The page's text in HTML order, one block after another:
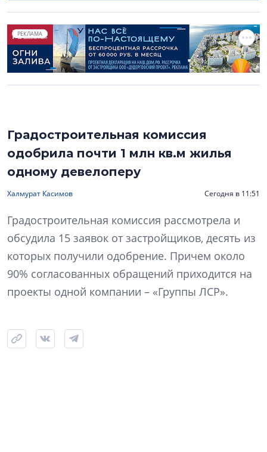
РЕКЛАМА
Градостроительная комиссия
одобрила почти 1 млн кв.м жилья
одному девелоперу
Халмурат Касимов Сегодня в 11:51
Градостроительная комиссия рассмотрела и
обсудила 15 заявок от застройщиков, десять из
которых получили одобрение. Причем около
90% согласованных обращений приходится на
проекты одной компании – «Группы ЛСР».